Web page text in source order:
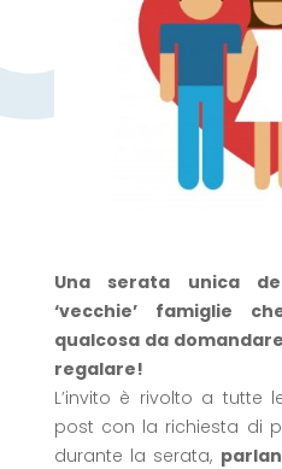
Una serata unica
‘vecchie’ famiglie
qualcosa da
regalare!
L’invito è rivolto a tutte
post con la richiesta di
durante la serata,